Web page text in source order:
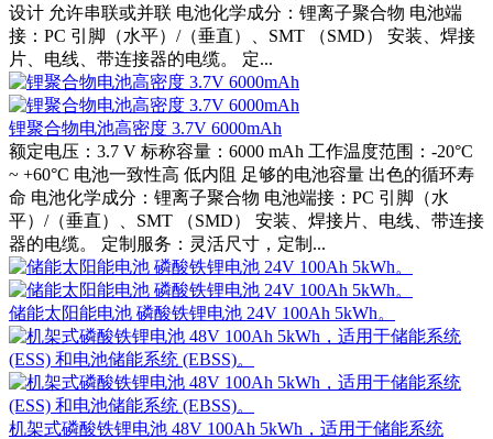
设计 允许串联或并联 电池化学成分：锂离子聚合物 电池端
接：PC 引脚（水平）/（垂直）、SMT （SMD） 安装、焊接
片、电线、带连接器的电缆。 定...
锂聚合物电池高密度 3.7V 6000mAh
额定电压：3.7 V 标称容量：6000 mAh 工作温度范围：-20°C
~ +60°C 电池一致性高 低内阻 足够的电池容量 出色的循环寿
命 电池化学成分：锂离子聚合物 电池端接：PC 引脚（水
平）/（垂直）、SMT （SMD） 安装、焊接片、电线、带连接
器的电缆。 定制服务：灵活尺寸，定制...
储能太阳能电池 磷酸铁锂电池 24V 100Ah 5kWh。
机架式磷酸铁锂电池 48V 100Ah 5kWh，适用于储能系统